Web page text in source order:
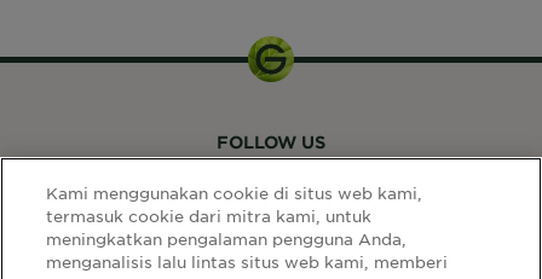
FOLLOW US
Kami menggunakan cookie di situs web kami,
termasuk cookie dari mitra kami, untuk
meningkatkan pengalaman pengguna Anda,
menganalisis lalu lintas situs web kami, memberi